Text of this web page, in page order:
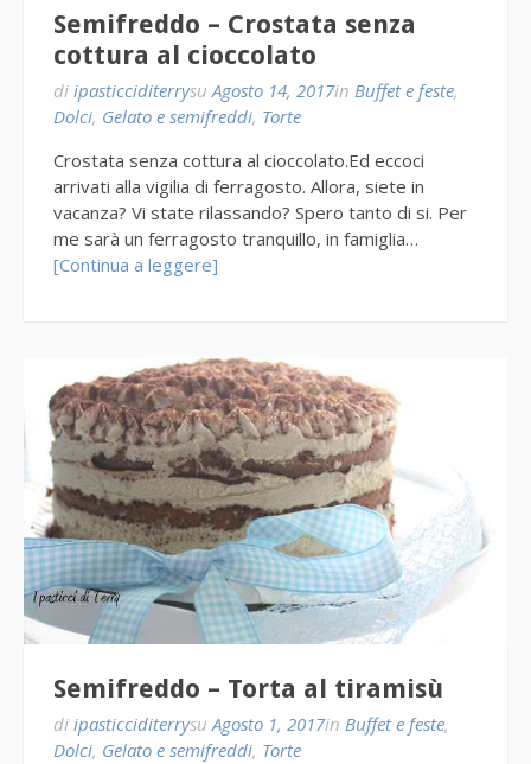
Semifreddo – Crostata senza
cottura al cioccolato
di ipasticciditerrysu Agosto 14, 2017in Buffet e feste,
Dolci, Gelato e semifreddi, Torte
Crostata senza cottura al cioccolato.Ed eccoci
arrivati alla vigilia di ferragosto. Allora, siete in
vacanza? Vi state rilassando? Spero tanto di si. Per
me sarà un ferragosto tranquillo, in famiglia…
[Continua a leggere]
Semifreddo – Torta al tiramisù
di ipasticciditerrysuAgosto 1, 2017in Buffet e feste,
Dolci, Gelato e semifreddi, Torte